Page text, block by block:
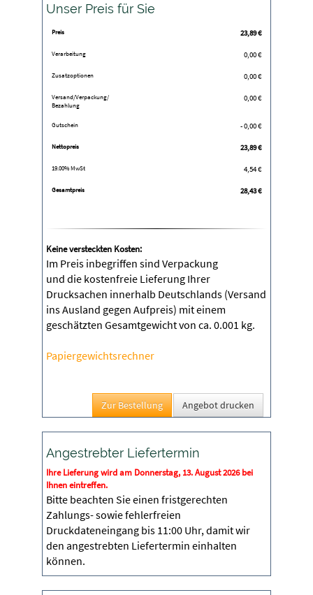
Unser Preis für Sie
Preis 23,89€
Verarbeitung 0,00 €
Zusatzoptionen 0,00 €
Versand/Verpackung/
Bezahlung
0,00 €
Gutschein - 0,00 €
Nettopreis 23,89€
19.00% MwSt 4,54€
Gesamtpreis 28,43€
Keine versteckten Kosten:
Im Preis inbegriffen sind Verpackung
und die kostenfreie Lieferung Ihrer
Drucksachen innerhalb Deutschlands (Versand
ins Ausland gegen Aufpreis) mit einem
geschätzten Gesamtgewicht von ca. 0.001 kg.
Papiergewichtsrechner
Angebot drucken
Angestrebter Liefertermin
Ihre Lieferung wird am Donnerstag, 13. August 2026 bei
Ihnen eintreffen.
Bitte beachten Sie einen fristgerechten
Zahlungs- sowie fehlerfreien
Druckdateneingang bis 11:00 Uhr, damit wir
den angestrebten Liefertermin einhalten
können.